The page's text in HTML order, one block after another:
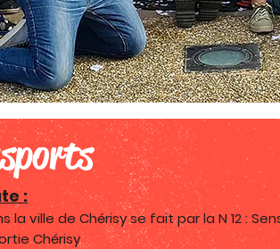
:
la ville de Chérisy se fait par la N 12 :
Chérisy